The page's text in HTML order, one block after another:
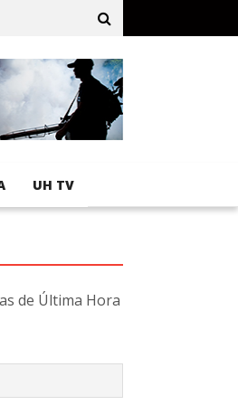
obras de terracería
UH TV
de Última Hora